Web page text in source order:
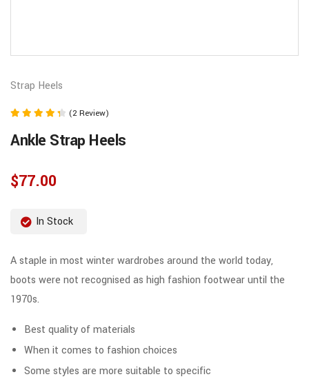
Strap Heels
4.50
out of 5
(2 Review)
Ankle Strap Heels
$77.00
In Stock
A staple in most winter wardrobes around the world today,
boots were not recognised as high fashion footwear until the
1970s.
Best quality of materials
When it comes to fashion choices
Some styles are more suitable to specific